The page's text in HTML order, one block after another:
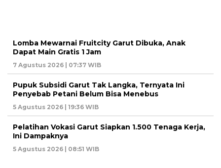
Lomba Mewarnai Fruitcity Garut Dibuka, Anak
Dapat Main Gratis 1 Jam
7 Agustus 2026 | 07:37 WIB
Pupuk Subsidi Garut Tak Langka, Ternyata Ini
Penyebab Petani Belum Bisa Menebus
5 Agustus 2026 | 19:36 WIB
Pelatihan Vokasi Garut Siapkan 1.500 Tenaga Kerja,
Ini Dampaknya
5 Agustus 2026 | 08:51 WIB